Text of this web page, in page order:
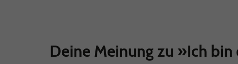
Deine Meinung zu »Ich